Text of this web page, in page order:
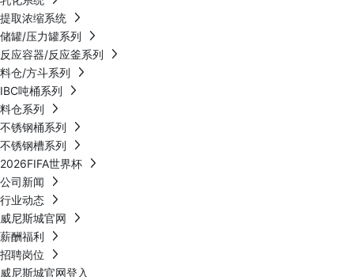
提取浓缩系统
储罐/压力罐系列
反应容器/反应釜系列
料仓/方斗系列
IBC吨桶系列
料仓系列
不锈钢桶系列
不锈钢槽系列
2026FIFA世界杯
公司新闻
行业动态
威尼斯城官网
薪酬福利
招聘岗位
威尼斯城官网登入